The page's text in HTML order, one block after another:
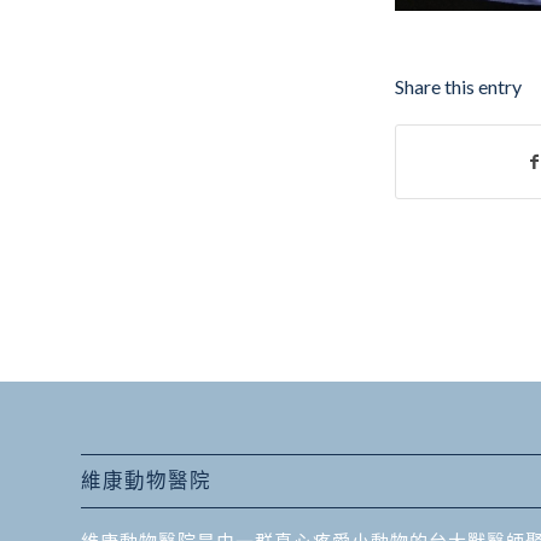
Share this entry
維康動物醫院